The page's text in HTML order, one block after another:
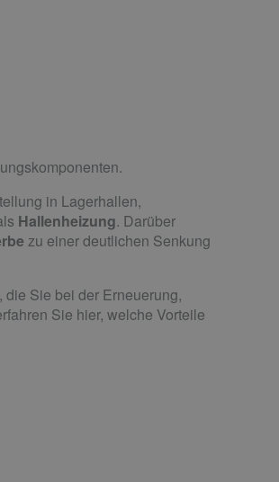
in Lagerhallen,
Hallenheizung. Darüber
zu einer deutlichen Senkung
Sie bei der Erneuerung,
Sie hier, welche Vorteile